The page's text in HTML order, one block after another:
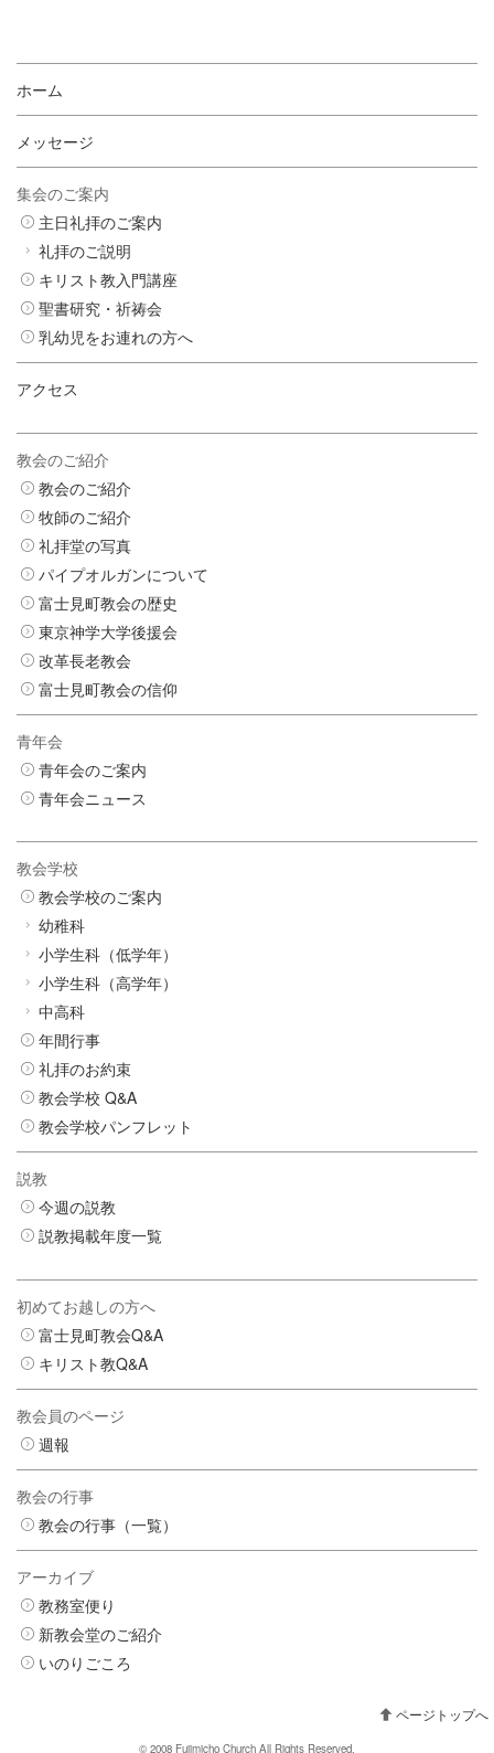
ホーム
メッセージ
集会のご案内
主日礼拝のご案内
礼拝のご説明
キリスト教入門講座
聖書研究・祈祷会
乳幼児をお連れの方へ
アクセス
教会のご紹介
教会のご紹介
牧師のご紹介
礼拝堂の写真
パイプオルガンについて
富士見町教会の歴史
東京神学大学後援会
改革長老教会
富士見町教会の信仰
青年会
青年会のご案内
青年会ニュース
教会学校
教会学校のご案内
幼稚科
小学生科（低学年）
小学生科（高学年）
中高科
年間行事
礼拝のお約束
教会学校 Q&A
教会学校パンフレット
説教
今週の説教
説教掲載年度一覧
初めてお越しの方へ
富士見町教会Q&A
キリスト教Q&A
教会員のページ
週報
教会の行事
教会の行事（一覧）
アーカイブ
教務室便り
新教会堂のご紹介
いのりごころ
ページトップへ
© 2008 Fujimicho Church All Rights Reserved.